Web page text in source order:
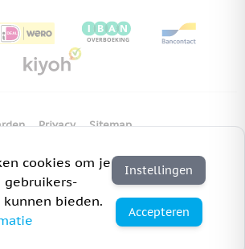
Privacy Sitemap
Pas cookie instellingen aan
cookies om je
gebruikers-
bieden.
Instellingen
Accepteren